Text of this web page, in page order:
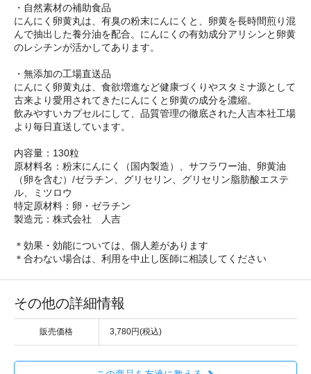
・自然素材の補助食品
にんにく卵黄丸は、有臭の粉末にんにくと、卵黄を長時間煎り混
んで抽出した養分油を配合。にんにくの有効成分アリシンと卵黄
のレシチンが活かしてあります。
・無添加の工場直送品
にんにく卵黄丸は、食欲増進など健康づくりやスタミナ源として
古来より愛用されてきたにんにくと卵黄の成分を濃縮。
飲みやすいカプセルにして、品質管理の徹底された人吉本社工場
より毎日直送しています。
内容量：130粒
原材料名：粉末にんにく（国内製造）、サフラワー油、卵黄油
（卵を含む）/ゼラチン、グリセリン、グリセリン脂肪酸エステ
ル、ミツロウ
特定原材料：卵・ゼラチン
製造元：株式会社 人吉
＊効果・効能については、個人差があります
＊合わない場合は、利用を中止し医師に相談してください
その他の詳細情報
販売価格 3,780円(税込)